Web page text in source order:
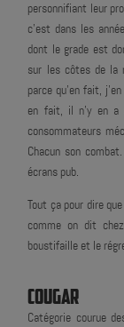
personnifiant leur
c'est dans les
dont le grade est
sur les côtes de la
parce qu'en fait,
en fait, il n'y en a
consommateurs
Chacun son
écrans pub.
Tout ça pour dire que
comme on dit
boustifaille et le
COUGAR
Catégorie courue